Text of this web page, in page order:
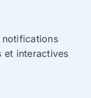
et interactives